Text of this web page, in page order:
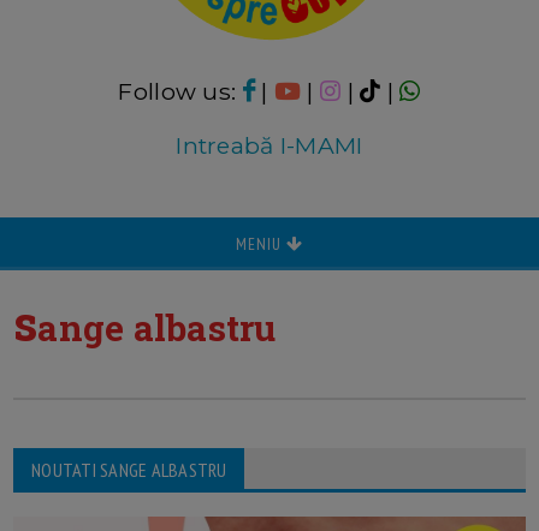
Follow us: | | |
|
Intreabă I-MAMI
MENIU
sange albastru
NOUTATI SANGE ALBASTRU